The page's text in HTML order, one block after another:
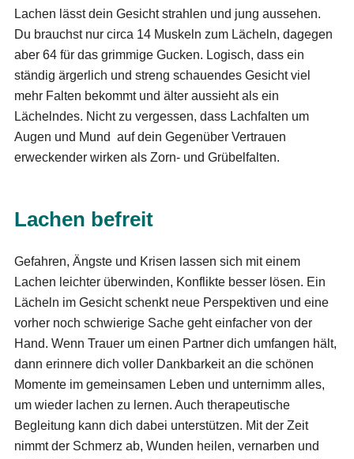
Lachen lässt dein Gesicht strahlen und jung aussehen.
Du brauchst nur circa 14 Muskeln zum Lächeln, dagegen
aber 64 für das grimmige Gucken. Logisch, dass ein
ständig ärgerlich und streng schauendes Gesicht viel
mehr Falten bekommt und älter aussieht als ein
Lächelndes. Nicht zu vergessen, dass Lachfalten um
Augen und Mund auf dein Gegenüber Vertrauen
erweckender wirken als Zorn- und Grübelfalten.
Lachen befreit
Gefahren, Ängste und Krisen lassen sich mit einem
Lachen leichter überwinden, Konflikte besser lösen. Ein
Lächeln im Gesicht schenkt neue Perspektiven und eine
vorher noch schwierige Sache geht einfacher von der
Hand. Wenn Trauer um einen Partner dich umfangen hält,
dann erinnere dich voller Dankbarkeit an die schönen
Momente im gemeinsamen Leben und unternimm alles,
um wieder lachen zu lernen. Auch therapeutische
Begleitung kann dich dabei unterstützen. Mit der Zeit
nimmt der Schmerz ab, Wunden heilen, vernarben und